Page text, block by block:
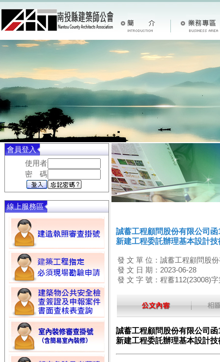
會員登入
使用者
密 碼
線上服務區
誠蓄工程顧問股份有限公司
新建工程委託辦理基本設計
發 文 單 位：誠蓄工程顧問股
發 文 日 期：2023-06-28
發 文 字 號：程蓄112(23008)
誠蓄工程顧問股份有限公司
新建工程委託辦理基本設計